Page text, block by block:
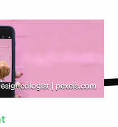
| pexels.com